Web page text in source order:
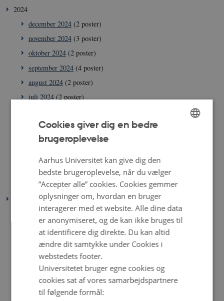
2024
december 2024(2 poster)
november 2024(3 poster)
oktober 2024(2 poster)
september 2024(4 poster)
august 2024(2 poster)
juli 2024(2 poster)
maj 2024(1 post)
april 2024(3 poster)
marts 2024
februar 2024(2 poster)
januar 2024(1 post)
december 2023(3 poster)
november 2023 (1 post)
oktober 2023(2 poster)
september 2023(2 poster)
august 2023(3 poster)
juli 2023(2 poster)
Cookies giver dig en bedre
brugeroplevelse
Aarhus Universitet kan give dig den
bedste brugeroplevelse, når du vælger
”Accepter alle” cookies. Cookies gemmer
oplysninger om, hvordan en bruger
interagerer med et website. Alle dine data
er anonymiseret, og de kan ikke bruges til
at identificere dig direkte. Du kan altid
ændre dit samtykke under Cookies i
webstedets footer.
Universitetet bruger egne cookies og
cookies sat af vores samarbejdspartnere
til følgende formål: